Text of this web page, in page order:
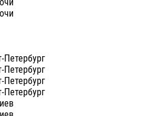
Петербург
Петербург
Петербург
Петербург